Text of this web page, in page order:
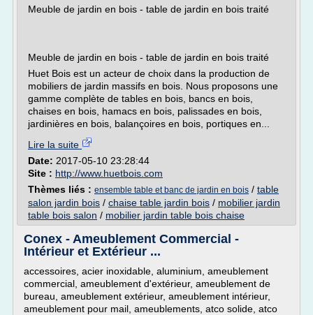
Meuble de jardin en bois - table de jardin en bois traité
Meuble de jardin en bois - table de jardin en bois traité
Huet Bois est un acteur de choix dans la production de
mobiliers de jardin massifs en bois. Nous proposons une
gamme complète de tables en bois, bancs en bois,
chaises en bois, hamacs en bois, palissades en bois,
jardinières en bois, balançoires en bois, portiques en...
Lire la suite
Date: 2017-05-10 23:28:44
Site : http://www.huetbois.com
Thèmes liés : ensemble table et banc de jardin en bois / table
salon jardin bois / chaise table jardin bois / mobilier jardin
table bois salon / mobilier jardin table bois chaise
Conex - Ameublement Commercial -
Intérieur et Extérieur ...
accessoires, acier inoxidable, aluminium, ameublement
commercial, ameublement d'extérieur, ameublement de
bureau, ameublement extérieur, ameublement intérieur,
ameublement pour mail, ameublements, atco solide, atco